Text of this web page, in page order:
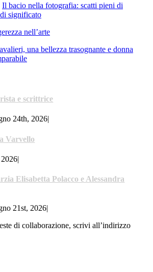
Il bacio nella fotografia: scatti pieni di
significato
nell’arte
una bellezza trasognante e donna
e scrittrice
24th, 2026|
Varvello
|
Elisabetta Polacco e Alessandra
21st, 2026
di collaborazione, scrivi all’indirizzo